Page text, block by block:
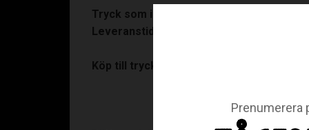
Tryck som ingår:
Leveranstid:
Köp till tryck:
Prenumerera